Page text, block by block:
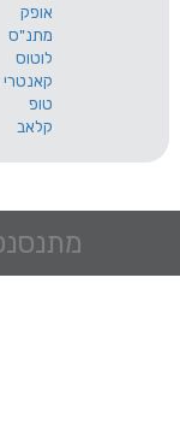
מתנסנט חוגים